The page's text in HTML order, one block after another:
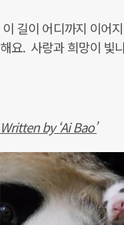
이 길이 어디까지 이어
해요. 사랑과 희망이 빛
Written by ‘Ai Bao’